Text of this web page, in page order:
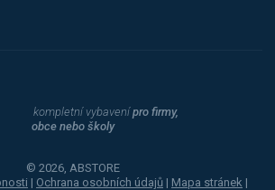
kompletní vybavenípro firmy,
obce nebo školy
© 2026, ABSTORE
| Ochrana osobních údajů | Mapa stránek |